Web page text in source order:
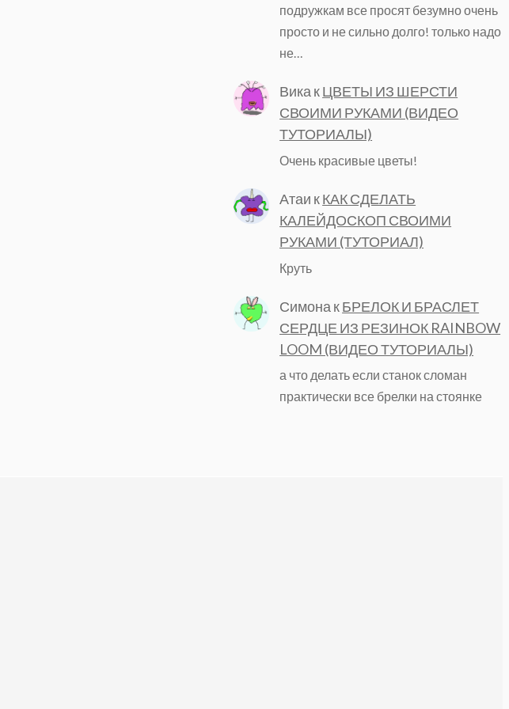
подружкам все просят безумно очень
просто и не сильно долго! только надо
не…
ВикакЦВЕТЫ ИЗ ШЕРСТИ
СВОИМИ РУКАМИ (ВИДЕО
ТУТОРИАЛЫ)
Очень красивые цветы!
Атаи кКАК СДЕЛАТЬ
КАЛЕЙДОСКОП СВОИМИ
РУКАМИ (ТУТОРИАЛ)
Круть
Симона кБРЕЛОК И БРАСЛЕТ
СЕРДЦЕ ИЗ РЕЗИНОК RAINBOW
LOOM (ВИДЕО ТУТОРИАЛЫ)
а что делать если станок сломан
практически все брелки на стоянке